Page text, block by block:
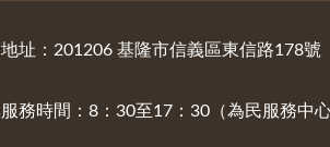
地址：201206 基隆市信義區東信路178號
服務時間：8：30至17：30（為民服務中